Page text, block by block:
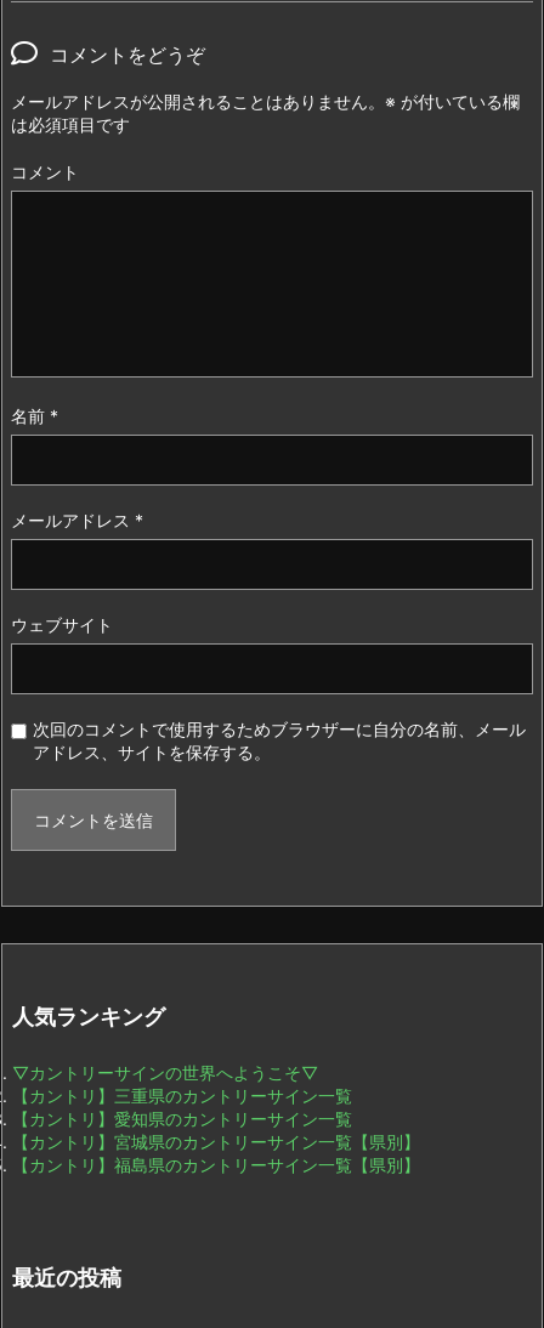
コメントをどうぞ
メールアドレスが公開されることはありません。 ※ が付いている欄
は必須項目です
コメント
名前 *
メールアドレス *
ウェブサイト
次回のコメントで使用するためブラウザーに自分の名前、メール
アドレス、サイトを保存する。
人気ランキング
▽カントリーサインの世界へようこそ▽
【カントリ】三重県のカントリーサイン一覧
【カントリ】愛知県のカントリーサイン一覧
【カントリ】宮城県のカントリーサイン一覧【県別】
【カントリ】福島県のカントリーサイン一覧【県別】
最近の投稿